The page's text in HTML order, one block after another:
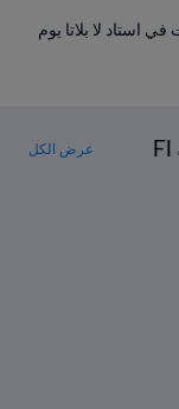
استاد لا بلاتا يوم
أخبار كأس العالم للشباب تحت ٢٠ سنة FI
عرض الكل